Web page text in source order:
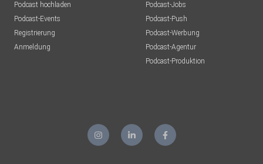
Podcast hochladen
Podcast-Events
Registrierung
Anmeldung
Podcast-Jobs
Podcast-Push
Podcast-Werbung
Podcast-Agentur
Podcast-Produktion